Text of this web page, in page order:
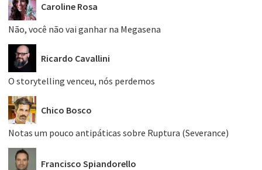
Caroline Rosa
Não, você não vai ganhar na Megasena
Ricardo Cavallini
O storytelling venceu, nós perdemos
Chico Bosco
Notas um pouco antipáticas sobre Ruptura (Severance)
Francisco Spiandorello